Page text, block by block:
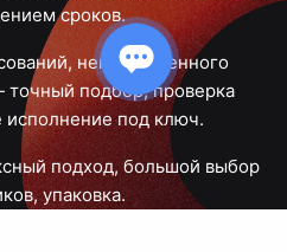
сроков.
некачественного
точный подбор, проверка
исполнение под ключ.
подход, большой выбор
упаковка.